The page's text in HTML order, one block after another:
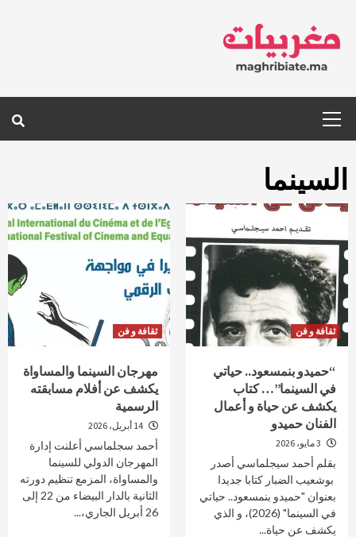
content
Menu
السينما
ثقافة و فن
“حميدو بنمسعود.. حياتي
في السينما”… كتاب
يكشف عن حياة و أعمال
الفنان حميدو
بقلم أحمد سيجلماسي أصدر
بوشعيب الضبار كتابا جديدا
بعنوان "حميدو بنمسعود.. حياتي
في السينما" (2026)، و الذي
يكشف عن حياة...
ثقافة و فن
مهرجان السينما والمساواة
يكشف عن أفلام مسابقته
الرسمية
أحمد سجلماسي أعلنت إدارة
المهرجان الدولي للسينما
والمساواة، المزمع تنظيم دورته
الثانية بالدار البيضاء من 22 إلى
26 أبريل الجاري،...